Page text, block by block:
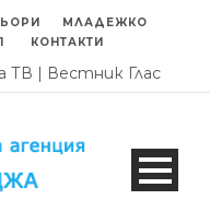
МЛАДЕЖКО
КОНТАКТИ
ТВ | Вестник Глас